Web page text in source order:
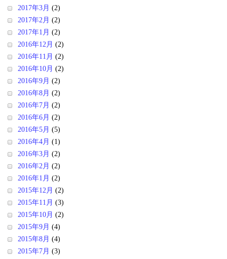
2017年3月 (2)
2017年2月 (2)
2017年1月 (2)
2016年12月 (2)
2016年11月 (2)
2016年10月 (2)
2016年9月 (2)
2016年8月 (2)
2016年7月 (2)
2016年6月 (2)
2016年5月 (5)
2016年4月 (1)
2016年3月 (2)
2016年2月 (2)
2016年1月 (2)
2015年12月 (2)
2015年11月 (3)
2015年10月 (2)
2015年9月 (4)
2015年8月 (4)
2015年7月 (3)